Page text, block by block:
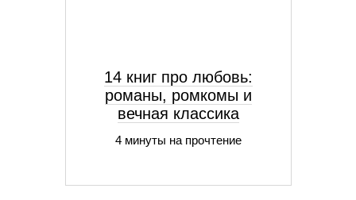
14 книг про любовь:
романы, ромкомы и
вечная классика
4 минуты на прочтение